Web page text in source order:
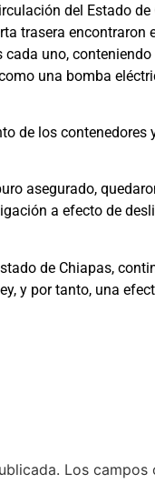
del Estado
trasera
uno,
una bomba
de los
asegurado,
a efecto de
de Chiapas,
y por tanto, una
Los campos